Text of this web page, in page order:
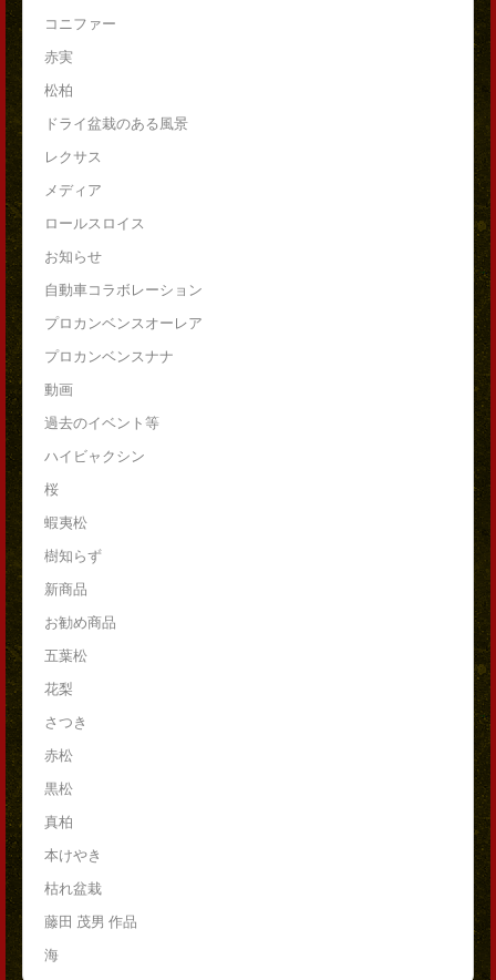
コニファー
赤実
松柏
ドライ盆栽のある風景
レクサス
メディア
ロールスロイス
お知らせ
自動車コラボレーション
プロカンベンスオーレア
プロカンベンスナナ
動画
過去のイベント等
ハイビャクシン
桜
蝦夷松
樹知らず
新商品
お勧め商品
五葉松
花梨
さつき
赤松
黒松
真柏
本けやき
枯れ盆栽
藤田 茂男 作品
海